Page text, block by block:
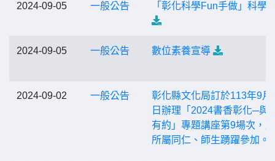
2024-09-05 一般公告 「彰化科學Fun手做」科學
2024-09-05 一般公告 數位素養宣導
2024-09-02 一般公告
彰化縣文化局訂於113年9月
日辦理「2024書香彰化─與
有約」專題講座第9場次，
所屬同仁、師生踴躍參加。